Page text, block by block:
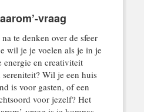
vraag
te denken over de sfeer
wil je je voelen als je in je
en creativiteit
Wil je een huis
is voor gasten, of een
voor jezelf? Het